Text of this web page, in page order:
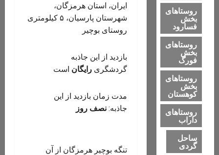
ایران، استان هرمزگان،
شهرستان پارسیان، ۵ کیلومتری
روستای بوچیر
بازدید از این جاذبه
گردشگریرایگان است
مدت زمان بازدید از این
جاذبه:نصف روز
تنگه بوچیر هرمزگان از آن
روستاهای
بخش
فسارود
روستاهای
بخش
فورگ
روستاهای
بخش
کوهستان
روستاهای
داراب
ساحل
گردی